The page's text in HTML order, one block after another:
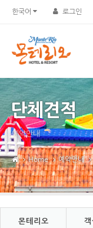
한국어 로그인
단체견적
예약안내
Home 예약안내
몬테리오